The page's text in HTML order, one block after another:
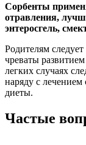
Сорбенты
отравления,
энтеросгель,
Родителям
чреваты
легких случаях
наряду с лечением
диеты.
Частые